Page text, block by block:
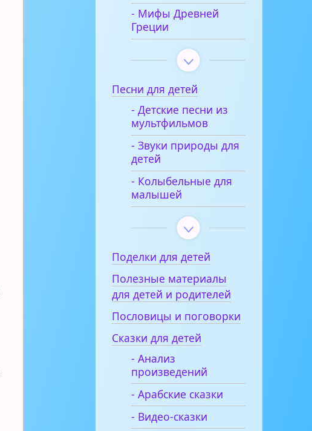
- Мифы Древней
Греции
Песни для детей
- Детские песни из
мультфильмов
- Звуки природы для
детей
- Колыбельные для
малышей
Поделки для детей
Полезные материалы
для детей и родителей
Пословицы и поговорки
Сказки для детей
- Анализ
произведений
- Арабские сказки
- Видео-сказки